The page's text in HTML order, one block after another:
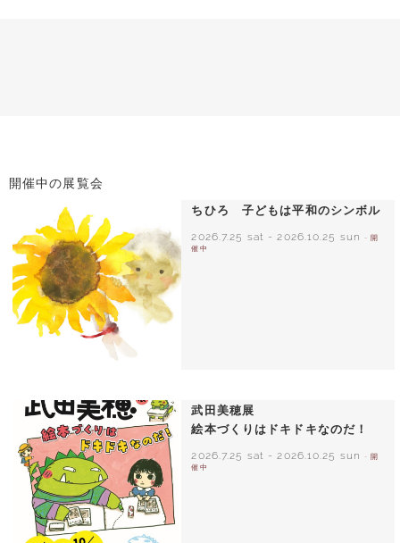
開催中の展覧会
ちひろ 子どもは平和のシンボル
2026.7.25 sat -2026.10.25 sun
- 開
催中
武田美穂展
絵本づくりはドキドキなのだ！
2026.7.25 sat - 2026.10.25 sun
- 開
催中